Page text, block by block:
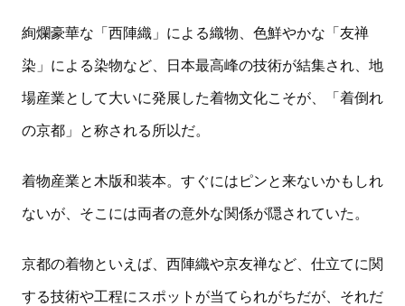
絢爛豪華な「西陣織」による織物、色鮮やかな「友禅
染」による染物など、日本最高峰の技術が結集され、地
場産業として大いに発展した着物文化こそが、「着倒れ
の京都」と称される所以だ。
着物産業と木版和装本。すぐにはピンと来ないかもしれ
ないが、そこには両者の意外な関係が隠されていた。
京都の着物といえば、西陣織や京友禅など、仕立てに関
する技術や工程にスポットが当てられがちだが、それだ